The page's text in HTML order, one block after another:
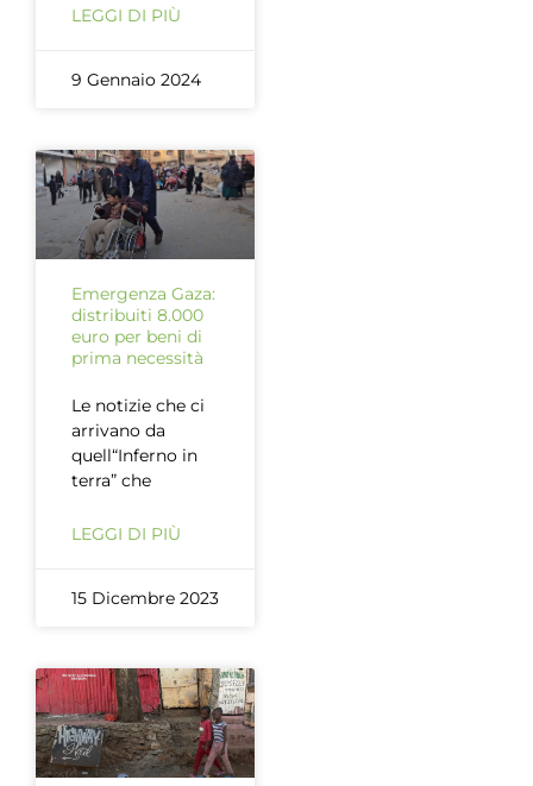
LEGGI DI PIÙ
9 Gennaio 2024
Emergenza Gaza:
distribuiti 8.000
euro per beni di
prima necessità
Le notizie che ci
arrivano da
quell“Inferno in
terra” che
LEGGI DI PIÙ
15 Dicembre 2023